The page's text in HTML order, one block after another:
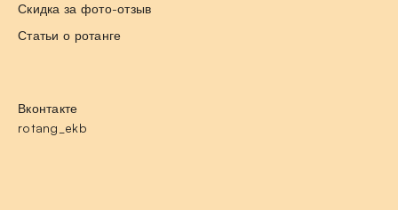
Скидка за фото-отзыв
Статьи о ротанге
Вконтакте
rotang_ekb